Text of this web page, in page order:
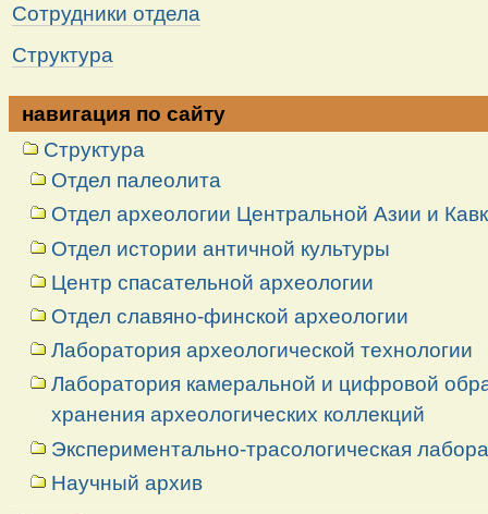
Сотрудники отдела
Структура
навигация по сайту
Структура
Отдел палеолита
Отдел археологии Центральной Азии и
Отдел истории античной культуры
Центр спасательной археологии
Отдел славяно-финской археологии
Лаборатория археологической технологии
Лаборатория камеральной и цифровой
хранения археологических коллекций
Экспериментально-трасологическая
Научный архив